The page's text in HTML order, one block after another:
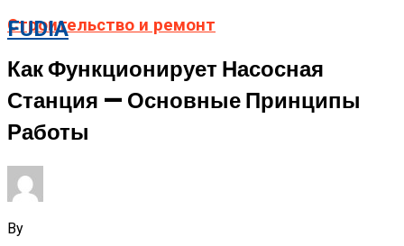
FUDIA
Строительство и ремонт
Как Функционирует Насосная
Станция — Основные Принципы
Работы
By